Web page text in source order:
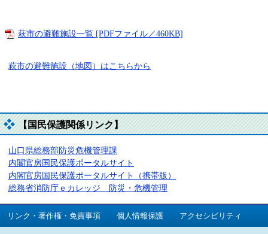
萩市の避難施設一覧 [PDFファイル／460KB]
萩市の避難施設（地図）はこちらから
【国民保護関係リンク】
山口県総務部防災危機管理課
内閣官房国民保護ポータルサイト
内閣官房国民保護ポータルサイト（携帯版）
総務省消防庁ｅカレッジ 防災・危機管理
リンク・著作権・免責事項 個人情報保護 アクセシビリティ